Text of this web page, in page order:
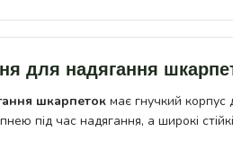
для надягання
шкарпеток має гнучкий корпус
під час надягання, а широкі